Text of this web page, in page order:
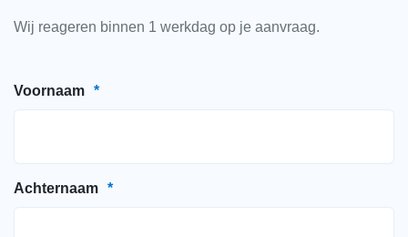
Wij reageren binnen 1 werkdag op je aanvraag.
Voornaam *
Achternaam *